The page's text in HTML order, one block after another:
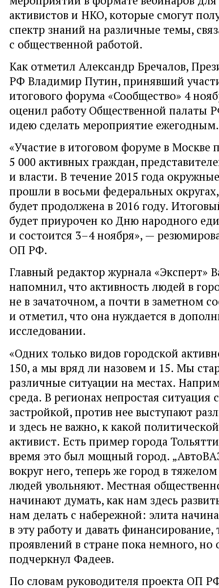
активистов и НКО, которые смогут
спектр знаний на различные темы,
с общественной работой.
Как отметил Александр Бречалов,
РФ Владимир Путин, принявший
итогового форума «Сообщество» 4
оценил работу Общественной палаты
идею сделать мероприятие ежегодным.
«Участие в итоговом форуме в Москве
5 000 активных граждан,
и власти. В течение 2015 года
прошли в восьми федеральных
будет продолжена в 2016 году.
будет приурочен ко Дню народного
и состоится 3–4 ноября», —
ОП РФ.
Главный редактор журнала «Эксперт»
напомнил, что активность людей в
не в зачаточном, а почти в заметном
и отметил, что она нуждается в
исследовании.
«Одних только видов городской
150, а мы вряд ли назовем и 15. Мы
различные ситуации на местах.
среда. В регионах непростая ситуация
застройкой, против нее выступают
и здесь не важно, к какой
активист. Есть пример города
время это был мощный город.
вокруг него, теперь же город в
людей увольняют. Местная
начинают думать, как нам здесь
нам делать с набережной: элита
в эту работу и давать финансирование,
проявлений в стране пока немного, но
подчеркнул Фадеев.
По словам руководителя проекта ОП